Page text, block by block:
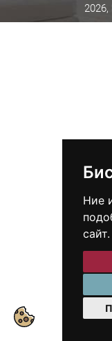
Ние
сайт.